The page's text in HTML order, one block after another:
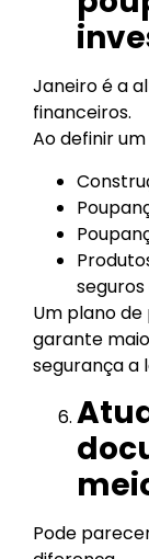
Janeiro é a
financeiros.
Ao definir
Um plano
garante
segurança a
Pode